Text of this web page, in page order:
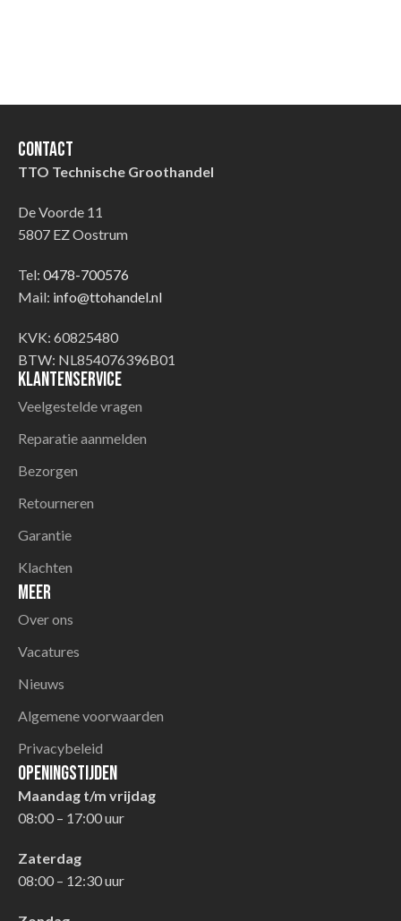
Contact
TTO Technische Groothandel
De Voorde 11
5807 EZ Oostrum
Tel: 0478-700576
Mail: info@ttohandel.nl
KVK: 60825480
BTW: NL854076396B01
Klantenservice
Veelgestelde vragen
Reparatie aanmelden
Bezorgen
Retourneren
Garantie
Klachten
Meer
Over ons
Vacatures
Nieuws
Algemene voorwaarden
Privacybeleid
Openingstijden
Maandag t/m vrijdag
08:00 – 17:00 uur
Zaterdag
08:00 – 12:30 uur